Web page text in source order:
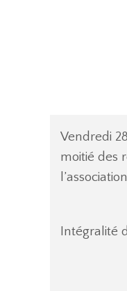
Vendredi
moitié des
Intégralité